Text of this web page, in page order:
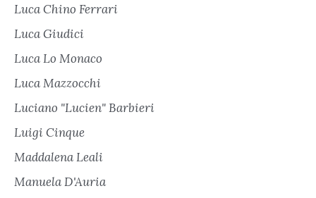
Luca Chino Ferrari
Luca Giudici
Luca Lo Monaco
Luca Mazzocchi
Luciano "Lucien" Barbieri
Luigi Cinque
Maddalena Leali
Manuela D'Auria